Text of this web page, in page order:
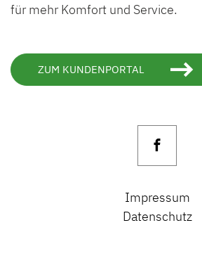
für mehr Komfort und Service.
ZUM KUNDENPORTAL
Impressum
Datenschutz